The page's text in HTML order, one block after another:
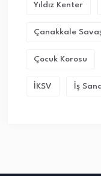
Yıldız Kenter
Çanakkale
Çocuk Korosu
İKSV İş